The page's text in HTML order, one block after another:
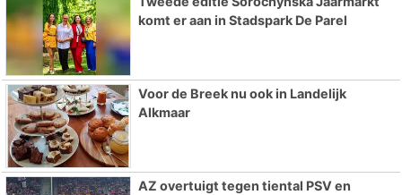
komt er aan in Stadspark De Parel
Voor de Breek nu ook in Landelijk
Alkmaar
AZ overtuigt tegen tiental PSV en